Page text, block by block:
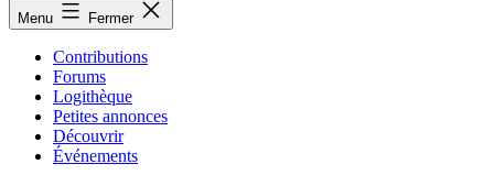
Menu Fermer
Contributions
Forums
Logithèque
Petites annonces
Découvrir
Événements